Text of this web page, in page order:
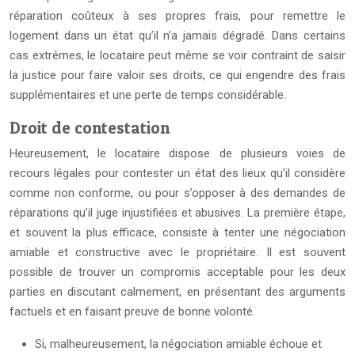
réparation coûteux à ses propres frais, pour remettre le
logement dans un état qu’il n’a jamais dégradé. Dans certains
cas extrêmes, le locataire peut même se voir contraint de saisir
la justice pour faire valoir ses droits, ce qui engendre des frais
supplémentaires et une perte de temps considérable.
Droit de contestation
Heureusement, le locataire dispose de plusieurs voies de
recours légales pour contester un état des lieux qu’il considère
comme non conforme, ou pour s’opposer à des demandes de
réparations qu’il juge injustifiées et abusives. La première étape,
et souvent la plus efficace, consiste à tenter une négociation
amiable et constructive avec le propriétaire. Il est souvent
possible de trouver un compromis acceptable pour les deux
parties en discutant calmement, en présentant des arguments
factuels et en faisant preuve de bonne volonté.
Si, malheureusement, la négociation amiable échoue et